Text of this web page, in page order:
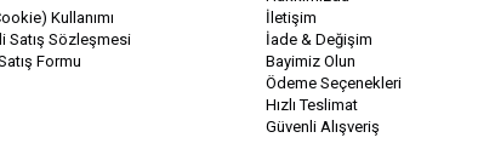
Kullanımı
Satış Sözleşmesi
Formu
İletişim
İade & Değişim
Bayimiz Olun
Ödeme Seçenekleri
Hızlı Teslimat
Güvenli Alışveriş